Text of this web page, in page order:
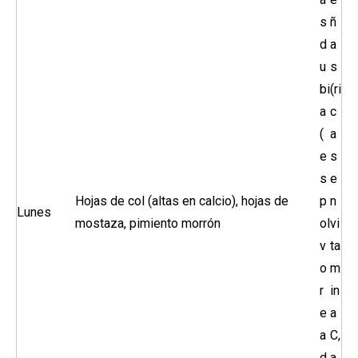
Lunes
Hojas de col (altas en calcio), hojas de
mostaza, pimiento morrón
s
d
u
bi
a
(
e
s
p
ol
v
o
r
e
a
ñ
a
s
(ri
c
a
s
e
n
vi
ta
m
in
a
C,